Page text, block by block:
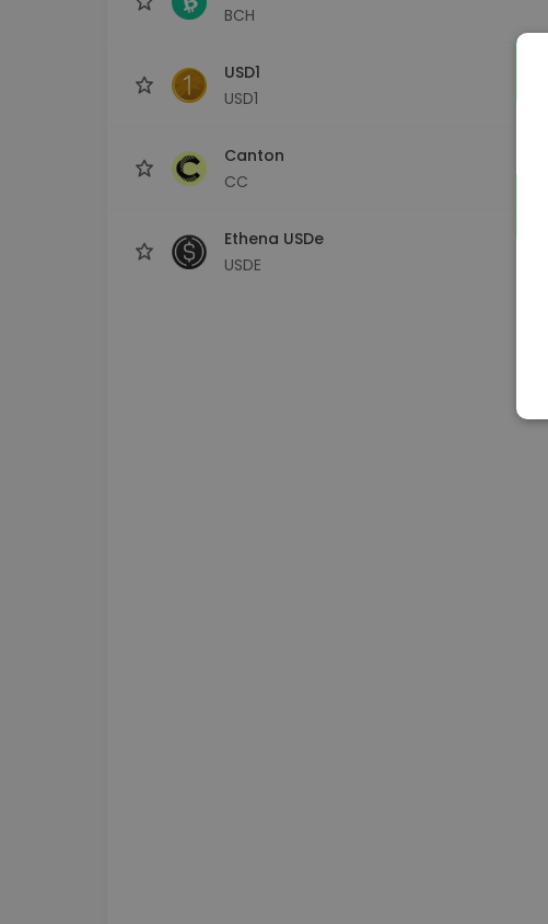
BCH
USD1
USD1
Canton
CC
Ethena USDe
USDE